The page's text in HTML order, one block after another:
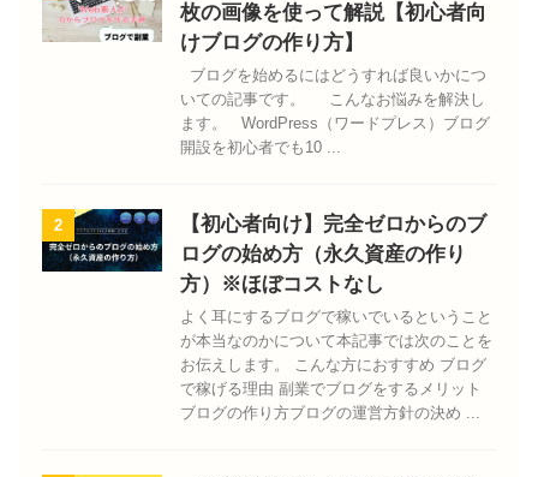
枚の画像を使って解説【初心者向
けブログの作り方】
ブログを始めるにはどうすれば良いかにつ
いての記事です。 こんなお悩みを解決し
ます。 WordPress（ワードプレス）ブログ
開設を初心者でも10 ...
2
【初心者向け】完全ゼロからのブ
ログの始め方（永久資産の作り
方）※ほぼコストなし
よく耳にするブログで稼いでいるということ
が本当なのかについて本記事では次のことを
お伝えします。 こんな方におすすめ ブログ
で稼げる理由 副業でブログをするメリット
ブログの作り方ブログの運営方針の決め ...